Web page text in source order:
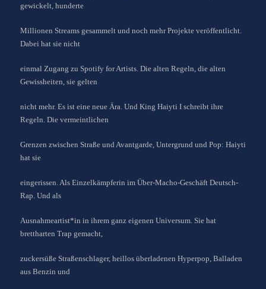
gewickelt, hunderte
Millionen Streams gesammelt und noch mehr Projekte veröffentlicht.
Dabei hat sie nicht
einmal Zugang zu Spotify for Artists. Die alten Regeln, die alten
Gewissheiten, sie gelten
nicht mehr. Es ist eine neue Ära. Und King Haiyti I schreibt ihre
Regeln. Die vermeintlichen
Grenzen zwischen Straße und Avantgarde, Untergrund und Pop: Haiyti
hat sie
eingerissen. Als Einzelkämpferin im Über-Macho-Geschäft Deutsch-
Rap. Und als
Ausnahmeartist*in in ihrem ganz eigenen Universum. Sie hat
brettharten Trap gemacht,
zuckersüße Straßenschlager, heillos überladenen Hyperpop, Balladen
aus Benzin und